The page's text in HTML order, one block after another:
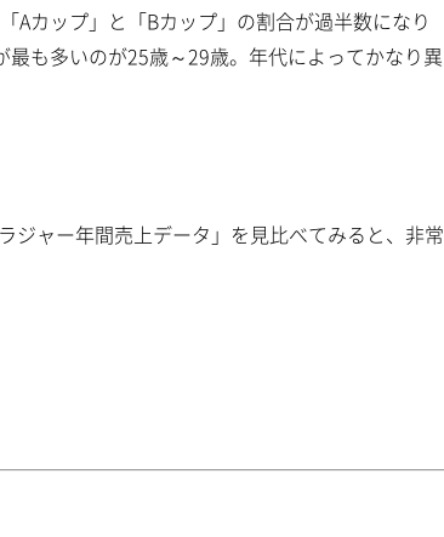
Aカップ」と「Bカップ」の割合が過半数になり
も多いのが25歳～29歳。年代によってかなり異
ジャー年間売上データ」を見比べてみると、非常